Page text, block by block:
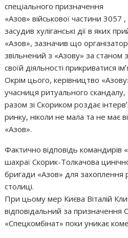
спеціального призначення
«Азов» військової частини 3057 ,
засудив хуліганські дії в яких
«Азов», зазначив що
звільнений з «Азову» за станом
своїй діяльності прикриватися
Окрім цього, керівництво
учасниця ритуального
разом зі Скориком роздає
ринку, ніколи не мала та не має
«Азов».
Фактично відповідь командирів
шахраї Скорик-Толкачова
бригади «Азов» для захоплення
столиці.
При цьому мер Києва Віталій
відповідальний за призначення
«Спецкомбінат» поки уникає